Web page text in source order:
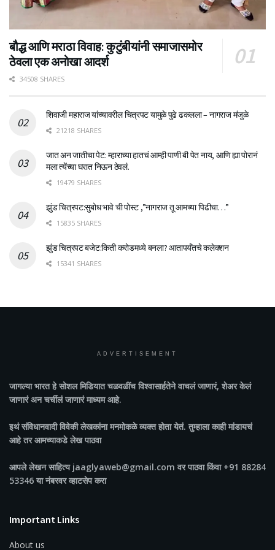
बौद्ध आणि मराठा विवाह: कुटुंबीयांनी समाजासमोर
ठेवला एक अनोखा आदर्श
34508 SHARES
शिवाजी महाराज यांच्यावरील चित्रपट यामुळे पुढे ढकलला – नागराज मंजुळे
21218 SHARES
जात अन जातीचा पेट: म्हाराच्या हातचं आम्ही पाणी बी पेत नाय, आणि ह्या पोरानं
मला त्येंच्या घरात निऊन ठेवलं.
19479 SHARES
झुंड चित्रपट:सुबोध भावे ची पोस्ट ,”नागराज तू आमच्या पिढीचा…”
15835 SHARES
झुंड चित्रपट बजेट:किती करोडमध्ये बनला? आतापर्यँतचे कलेक्शन
15341 SHARES
ADVERTISEMENT
जागल्या भारतहे सोशल मिडियात चळवळींच विश्वासार्हतेने वाचलं जाणारं, शेअर केलं
जाणारं अन चर्चीलं जाणारं माध्यम आहे.
इथं संविधानवादी विवेकी लेखकांना मनमोकळे व्यक्त होता येतं. तुम्हाला काही मांडायचं
आहे तर आमच्याकडे लेख पाठवा
आपले लेखन साहित्य jaaglyaweb@gmail.com वर पाठवा किंवा +91 88284
53346 या नंबरवर व्हाटसेप करा
Important Links
About us